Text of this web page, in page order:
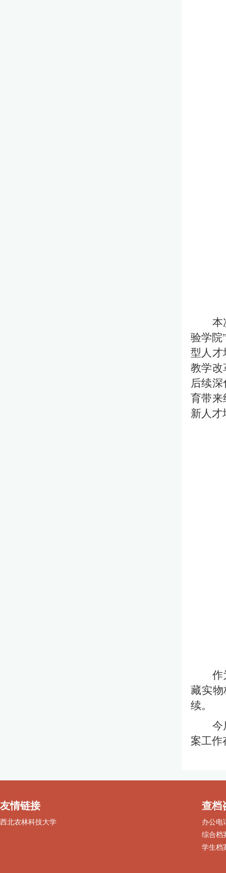
本
验学院
型人才
教学改
后续
育带来
新人才
作
藏实
续。
今
案工作
友情链接
西北农林科技大学
查档
办公电
综合档
学生档